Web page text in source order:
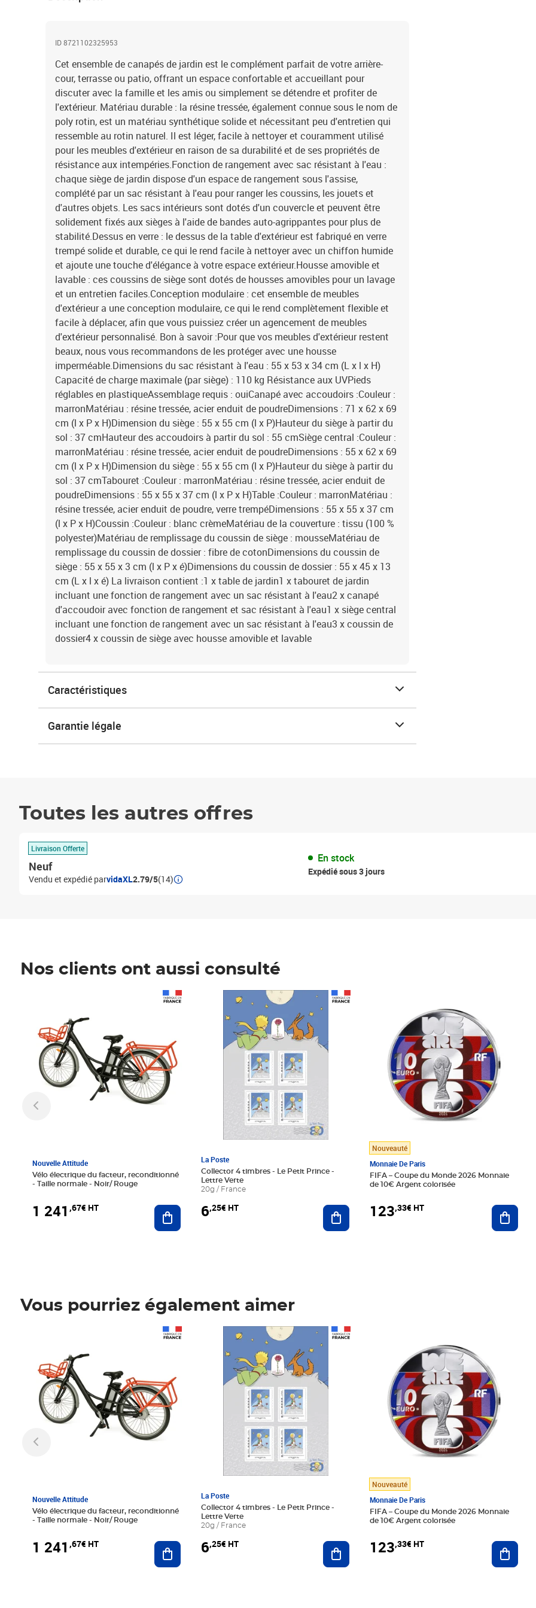
ID 8721102325953
Cet ensemble de canapés de jardin est le complément parfait de votre arrière-
cour, terrasse ou patio, offrant un espace confortable et accueillant pour
discuter avec la famille et les amis ou simplement se détendre et profiter de
l'extérieur. Matériau durable : la résine tressée, également connue sous le nom de
poly rotin, est un matériau synthétique solide et nécessitant peu d'entretien qui
ressemble au rotin naturel. Il est léger, facile à nettoyer et couramment utilisé
pour les meubles d'extérieur en raison de sa durabilité et de ses propriétés de
résistance aux intempéries.Fonction de rangement avec sac résistant à l'eau :
chaque siège de jardin dispose d'un espace de rangement sous l'assise,
complété par un sac résistant à l'eau pour ranger les coussins, les jouets et
d'autres objets. Les sacs intérieurs sont dotés d'un couvercle et peuvent être
solidement fixés aux sièges à l'aide de bandes auto-agrippantes pour plus de
stabilité.Dessus en verre : le dessus de la table d'extérieur est fabriqué en verre
trempé solide et durable, ce qui le rend facile à nettoyer avec un chiffon humide
et ajoute une touche d'élégance à votre espace extérieur.Housse amovible et
lavable : ces coussins de siège sont dotés de housses amovibles pour un lavage
et un entretien faciles.Conception modulaire : cet ensemble de meubles
d'extérieur a une conception modulaire, ce qui le rend complètement flexible et
facile à déplacer, afin que vous puissiez créer un agencement de meubles
d'extérieur personnalisé. Bon à savoir :Pour que vos meubles d'extérieur restent
beaux, nous vous recommandons de les protéger avec une housse
imperméable.Dimensions du sac résistant à l'eau : 55 x 53 x 34 cm (L x l x H)
Capacité de charge maximale (par siège) : 110 kg Résistance aux UVPieds
réglables en plastiqueAssemblage requis : ouiCanapé avec accoudoirs :Couleur :
marronMatériau : résine tressée, acier enduit de poudreDimensions : 71 x 62 x 69
cm (l x P x H)Dimension du siège : 55 x 55 cm (l x P)Hauteur du siège à partir du
sol : 37 cmHauteur des accoudoirs à partir du sol : 55 cmSiège central :Couleur :
marronMatériau : résine tressée, acier enduit de poudreDimensions : 55 x 62 x 69
cm (l x P x H)Dimension du siège : 55 x 55 cm (l x P)Hauteur du siège à partir du
sol : 37 cmTabouret :Couleur : marronMatériau : résine tressée, acier enduit de
poudreDimensions : 55 x 55 x 37 cm (l x P x H)Table :Couleur : marronMatériau :
résine tressée, acier enduit de poudre, verre trempéDimensions : 55 x 55 x 37 cm
(l x P x H)Coussin :Couleur : blanc crèmeMatériau de la couverture : tissu (100 %
polyester)Matériau de remplissage du coussin de siège : mousseMatériau de
remplissage du coussin de dossier : fibre de cotonDimensions du coussin de
siège : 55 x 55 x 3 cm (l x P x é)Dimensions du coussin de dossier : 55 x 45 x 13
cm (L x l x é) La livraison contient :1 x table de jardin1 x tabouret de jardin
incluant une fonction de rangement avec un sac résistant à l'eau2 x canapé
d'accoudoir avec fonction de rangement et sac résistant à l'eau1 x siège central
incluant une fonction de rangement avec un sac résistant à l'eau3 x coussin de
dossier4 x coussin de siège avec housse amovible et lavable
Caractéristiques
Garantie légale
Toutes les autres offres
Livraison Offerte
Neuf
Vendu et expédié parvidaXL2.79/5(14)
En stock
Expédié sous 3 jours
Nos clients ont aussi consulté
Nouvelle Attitude
Vélo électrique du facteur, reconditionné
- Taille normale - Noir/ Rouge
1 241 ,67€ HT Ajouter au panier
La Poste
Collector 4 timbres - Le Petit Prince -
Lettre Verte
20g / France
6,25€ HT
Prix 6,25€ HT
Ajouter au panier
Nouveauté
Monnaie De Paris
FIFA – Coupe du Monde 2026 Monnaie
de 10€ Argent colorisée
123,33€ HT
Vous pourriez également aimer
Nouvelle Attitude
Vélo électrique du facteur, reconditionné
- Taille normale - Noir/ Rouge
1 241 ,67€ HT Ajouter au panier
La Poste
Collector 4 timbres - Le Petit Prince -
Lettre Verte
20g / France
6,25€ HT
Prix 6,25€ HT
Ajouter au panier
Nouveauté
Monnaie De Paris
FIFA – Coupe du Monde 2026 Monnaie
de 10€ Argent colorisée
123,33€ HT